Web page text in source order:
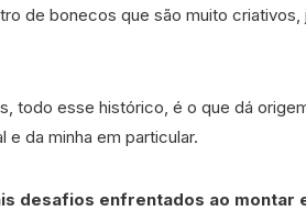
de bonecos que são muito criativos,
todo esse histórico, é o que dá
e da minha em particular.
desafios enfrentados ao montar